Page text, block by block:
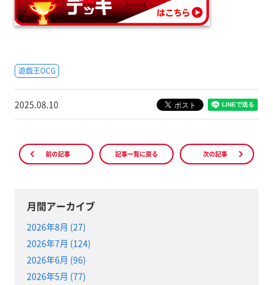
遊戯王OCG
2025.08.10
前の記事 記事一覧に戻る 次の記事
月間アーカイブ
2026年8月 (27)
2026年7月 (124)
2026年6月 (96)
2026年5月 (77)